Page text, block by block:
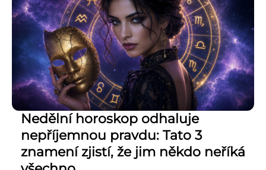
Nedělní horoskop odhaluje
nepříjemnou pravdu: Tato 3
znamení zjistí, že jim někdo neříká